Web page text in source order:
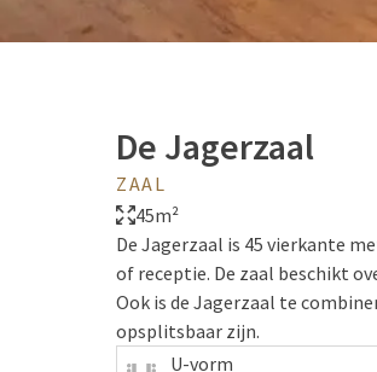
De Jagerzaal
ZAAL
45m²
De Jagerzaal is 45 vierkante
of receptie. De zaal beschikt
Ook is de Jagerzaal te
opsplitsbaar zijn.
U-vorm